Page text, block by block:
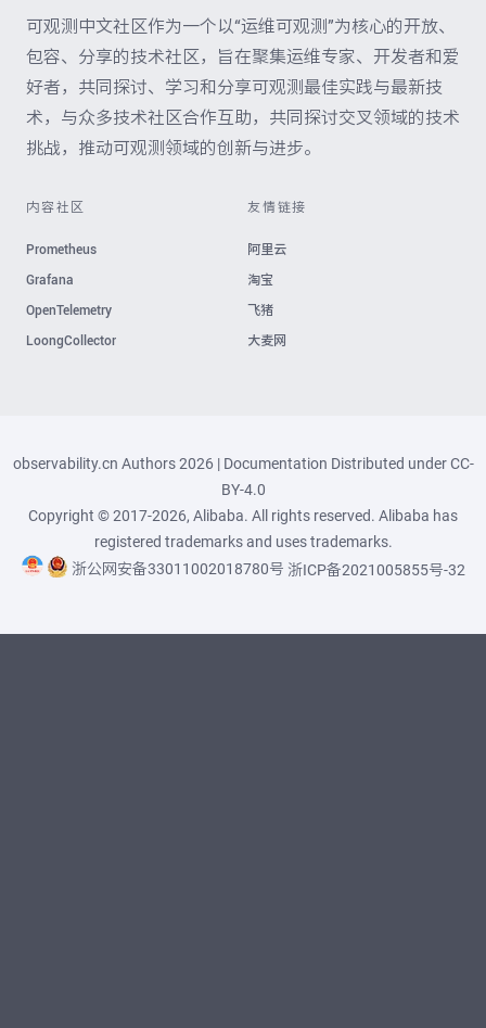
可观测中文社区作为一个以“运维可观测”为核心的开放、
包容、分享的技术社区，旨在聚集运维专家、开发者和爱
好者，共同探讨、学习和分享可观测最佳实践与最新技
术，与众多技术社区合作互助，共同探讨交叉领域的技术
挑战，推动可观测领域的创新与进步。
内容社区
Prometheus
Grafana
OpenTelemetry
LoongCollector
友情链接
阿里云
淘宝
飞猪
大麦网
observability.cn Authors 2026 | Documentation Distributed underCC-
BY-4.0
Copyright © 2017-2026, Alibaba. All rights reserved. Alibaba has
registered trademarks and uses trademarks.
浙公网安备33011002018780号 浙ICP备2021005855号-32